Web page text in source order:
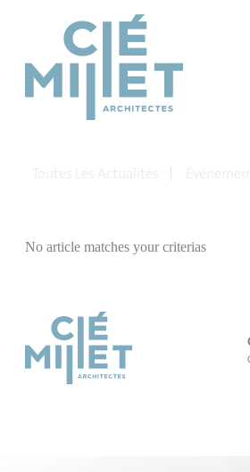
Toutes Les Actualités
No article matches your criterias